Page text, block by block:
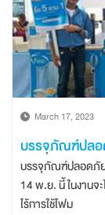
March 17, 2023
บรรจุภัณฑ์ปลอ
บรรจุภัณฑ์ปลอดภัย
14 พ.ย. นี้ ในงาน
ไร้การใช้โฟม